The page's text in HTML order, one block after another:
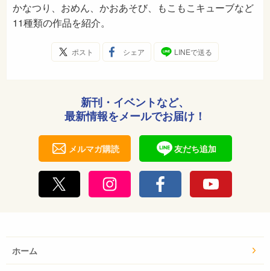
かなつり、おめん、かおあそび、もこもこキューブなど
11種類の作品を紹介。
ポスト シェア LINEで送る
新刊・イベントなど、
最新情報をメールでお届け！
メルマガ購読 友だち追加
ホーム